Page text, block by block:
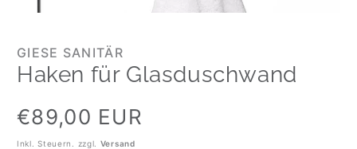
GIESE SANITÄR
Haken für Glasduschwand
Normaler
Preis
€89,00 EUR
Inkl. Steuern. zzgl. Versand